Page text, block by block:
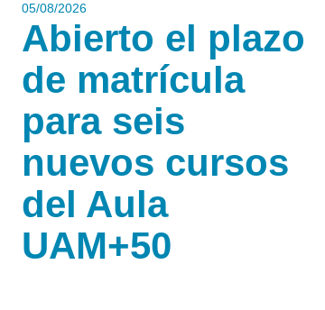
05/08/2026
Abierto el plazo
de matrícula
para seis
nuevos cursos
del Aula
UAM+50